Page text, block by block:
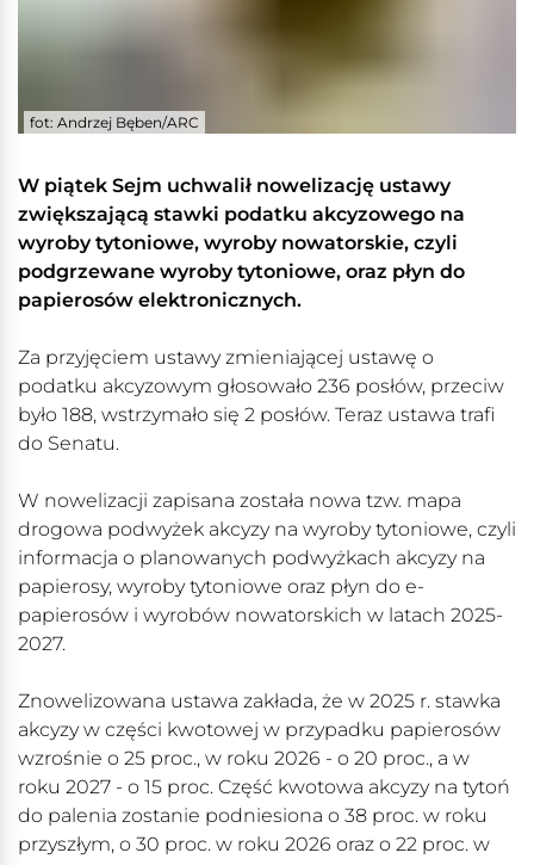
fot: Andrzej Bęben/ARC
W piątek Sejm uchwalił nowelizację ustawy
zwiększającą stawki podatku akcyzowego na
wyroby tytoniowe, wyroby nowatorskie, czyli
podgrzewane wyroby tytoniowe, oraz płyn do
papierosów elektronicznych.
Za przyjęciem ustawy zmieniającej ustawę o
podatku akcyzowym głosowało 236 posłów, przeciw
było 188, wstrzymało się 2 posłów. Teraz ustawa trafi
do Senatu.
W nowelizacji zapisana została nowa tzw. mapa
drogowa podwyżek akcyzy na wyroby tytoniowe, czyli
informacja o planowanych podwyżkach akcyzy na
papierosy, wyroby tytoniowe oraz płyn do e-
papierosów i wyrobów nowatorskich w latach 2025-
2027.
Znowelizowana ustawa zakłada, że w 2025 r. stawka
akcyzy w części kwotowej w przypadku papierosów
wzrośnie o 25 proc., w roku 2026 - o 20 proc., a w
roku 2027 - o 15 proc. Część kwotowa akcyzy na tytoń
do palenia zostanie podniesiona o 38 proc. w roku
przyszłym, o 30 proc. w roku 2026 oraz o 22 proc. w